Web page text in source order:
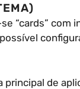
“cards”
principal de